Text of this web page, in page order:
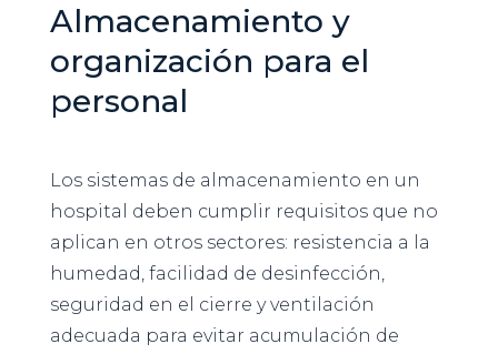
Almacenamiento y
organización para el
personal
Los sistemas de almacenamiento en un
hospital deben cumplir requisitos que no
aplican en otros sectores: resistencia a la
humedad, facilidad de desinfección,
seguridad en el cierre y ventilación
adecuada para evitar acumulación de